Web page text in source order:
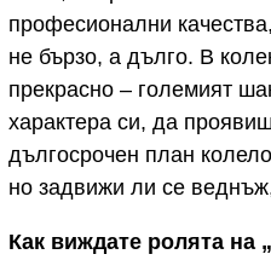
професионални
не бързо, а дълго. В
прекрасно – големият
характера си, да
дългосрочен план
но задвижи ли се
Как виждате ролята на